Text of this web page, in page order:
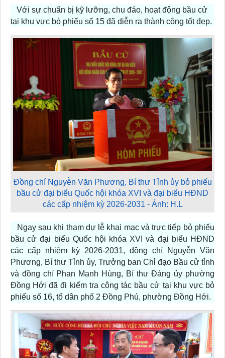
Với sự chuẩn bị kỹ lưỡng, chu đáo, hoạt động bầu cử
tại khu vực bỏ phiếu số 15 đã diễn ra thành công tốt đẹp.
Đồng chí Nguyễn Văn Phương, Bí thư Tỉnh ủy bỏ phiếu
bầu cử đại biểu Quốc hội khóa XVI và đại biểu HĐND
các cấp nhiệm kỳ 2026-2031 - Ảnh: H.L
Ngay sau khi tham dự lễ khai mạc và trực tiếp bỏ phiếu
bầu cử đại biểu Quốc hội khóa XVI và đại biểu HĐND
các cấp nhiệm kỳ 2026-2031, đồng chí Nguyễn Văn
Phương, Bí thư Tỉnh ủy, Trưởng ban Chỉ đạo Bầu cử tỉnh
và đồng chí Phan Mạnh Hùng, Bí thư Đảng ủy phường
Đồng Hới đã đi kiểm tra công tác bầu cử tại khu vực bỏ
phiếu số 16, tổ dân phố 2 Đồng Phú, phường Đồng Hới.